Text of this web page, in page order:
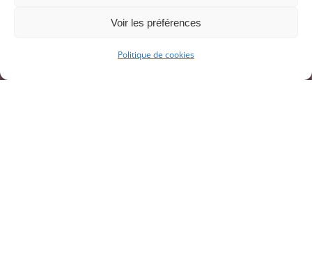
Voir les préférences
Politique de cookies